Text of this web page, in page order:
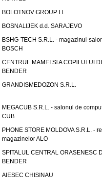
BOLOTNOV GROUP I.I.
BOSNALIJEK d.d. SARAJEVO
BSHG-TECH S.R.L. - magazinul-
BOSCH
CENTRUL MAMEI SI A COPILULUI
BENDER
GRANDISMEDOZON S.R.L.
MEGACUB S.R.L. - salonul de
CUB
PHONE STORE MOLDOVA S.R.L. -
magazinelor ALO
SPITALUL CENTRAL ORASENESC
BENDER
AIESEC CHISINAU